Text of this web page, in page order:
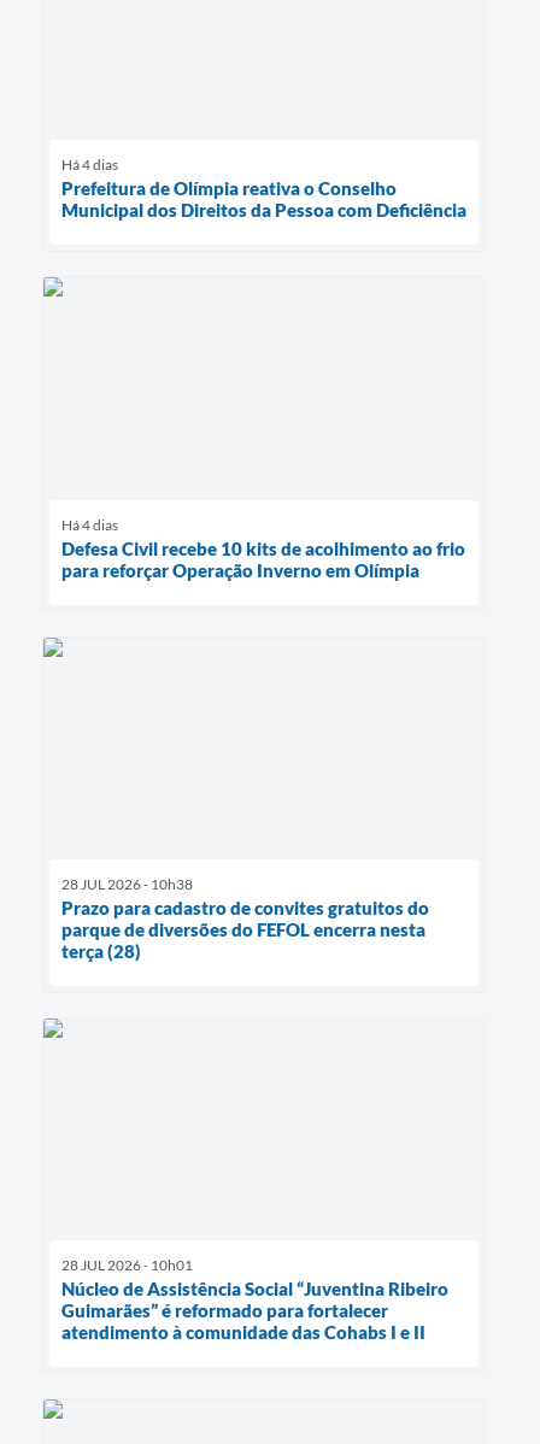
Há 4 dias
Prefeitura de Olímpia reativa o Conselho
Municipal dos Direitos da Pessoa com Deficiência
Há 4 dias
Defesa Civil recebe 10 kits de acolhimento ao frio
para reforçar Operação Inverno em Olímpia
28 JUL 2026 - 10h38
Prazo para cadastro de convites gratuitos do
parque de diversões do FEFOL encerra nesta
terça (28)
28 JUL 2026 - 10h01
Núcleo de Assistência Social “Juventina Ribeiro
Guimarães” é reformado para fortalecer
atendimento à comunidade das Cohabs I e II